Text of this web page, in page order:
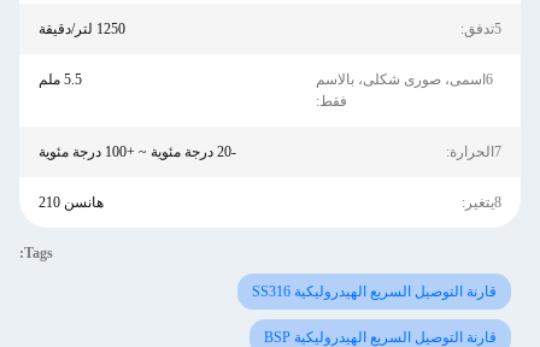
5تدفق: 1250 لتر/دقيقة
6اسمى، صورى شكلى، بالاسم
فقط:
5.5 ملم
7الحرارة: -20 درجة مئوية ~ +100 درجة مئوية
8يتغير: هانسن 210
Tags:
قارنة التوصيل السريع الهيدروليكية SS316
قارنة التوصيل السريع الهيدروليكية BSP